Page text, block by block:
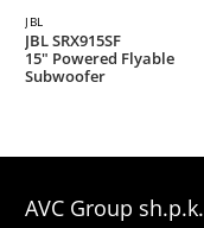
JBL
JBL SRX915SF
15" Powered Flyable
Subwoofer
AVC Group sh.p.k.